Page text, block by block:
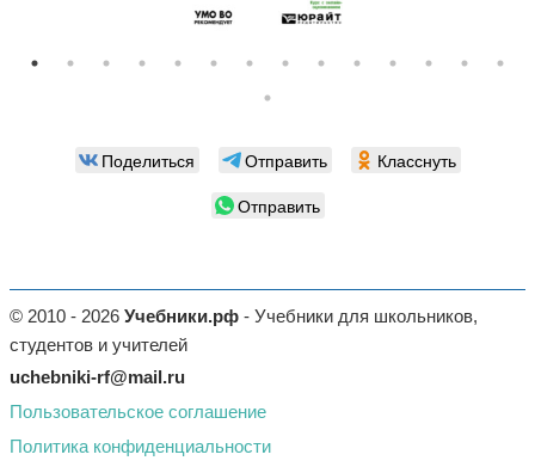
Поделиться Отправить
Класснуть
Отправить
© 2010 - 2026 Учебники.рф - Учебники для школьников,
студентов и учителей
uchebniki-rf@mail.ru
Пользовательское соглашение
Политика конфиденциальности